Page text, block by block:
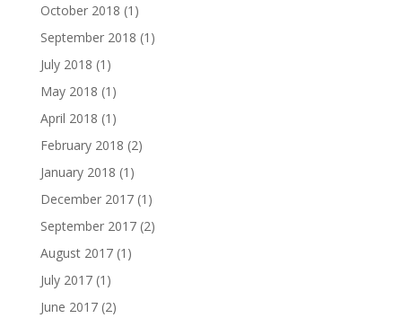
October 2018 (1)
September 2018 (1)
July 2018 (1)
May 2018 (1)
April 2018 (1)
February 2018 (2)
January 2018 (1)
December 2017(1)
September 2017(2)
August 2017(1)
July 2017(1)
June 2017(2)